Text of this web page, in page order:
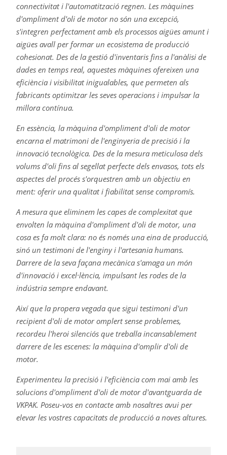
connectivitat i l'automatització regnen. Les màquines
d'ompliment d'oli de motor no són una excepció,
s'integren perfectament amb els processos aigües amunt i
aigües avall per formar un ecosistema de producció
cohesionat. Des de la gestió d'inventaris fins a l'anàlisi de
dades en temps real, aquestes màquines ofereixen una
eficiència i visibilitat inigualables, que permeten als
fabricants optimitzar les seves operacions i impulsar la
millora contínua.
En essència, la màquina d'ompliment d'oli de motor
encarna el matrimoni de l'enginyeria de precisió i la
innovació tecnològica. Des de la mesura meticulosa dels
volums d'oli fins al segellat perfecte dels envasos, tots els
aspectes del procés s'orquestren amb un objectiu en
ment: oferir una qualitat i fiabilitat sense compromís.
A mesura que eliminem les capes de complexitat que
envolten la màquina d'ompliment d'oli de motor, una
cosa es fa molt clara: no és només una eina de producció,
sinó un testimoni de l'enginy i l'artesania humans.
Darrere de la seva façana mecànica s'amaga un món
d'innovació i excel·lència, impulsant les rodes de la
indústria sempre endavant.
Així que la propera vegada que sigui testimoni d'un
recipient d'oli de motor omplert sense problemes,
recordeu l'heroi silenciós que treballa incansablement
darrere de les escenes: la màquina d'omplir d'oli de
motor.
Experimenteu la precisió i l'eficiència com mai amb les
solucions d'ompliment d'oli de motor d'avantguarda de
VKPAK. Poseu-vos en contacte amb nosaltres avui per
elevar les vostres capacitats de producció a noves altures.